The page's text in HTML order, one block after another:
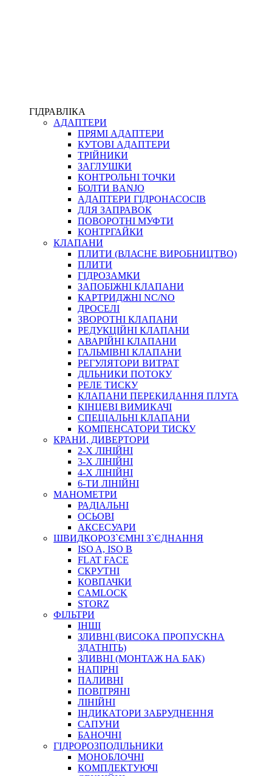
ФІТИНГИ ДІАГНОСТИЧНІ
АКСЕСУАРИ
ТРУБКИ ТА КОМПЛЕКТУЮЧІ
ФІТИНГИ ГІДРАВЛІЧНІ
ФІТИНГИ КОНДИЦІОНЕРНІ
ЗАХИСТ РУКАВІВ
ФІТИНГИ KARCHER
ФІТИНГИ НА ПІДЙОМ КАБІНИ
КОНЕКТОРИ
ХОМУТИ
ЧЕРВ`ЯЧНІ
ПРУЖИННІ
НЕЙЛОНОВІ
ПРОРЕЗИНЕНІ
АВТОТОВАРИ
АВТОХІМІЯ
ДОМКРАТИ
НАБОРИ ЗАПОБІЖНИКІВ, КЛЕМ, АКСЕСУАРІВ
НАСОСИ, КОМПРЕСОРИ, МАНОМЕТРИ
ПАСТА, АНТИСЕПТИК
ІНСТРУМЕНТ
САДОВИЙ ІНВЕНТАР
ЕЛЕКТРИЧНІ ПРИЛАДИ
ПАЛЬНИКИ, ПАЯЛЬНИКИ, ПАЯЛЬНІ ЛАМПИ
ІНСТРУМЕНТИ ДЛЯ ЕЛЕКТРИКА
ЕЛЕКТРОІНСТРУМЕНТИ
ЗАМКИ І КОМПЛЕКТУЮЧІ
ІНСТРУМЕНТИ ДЛЯ ЗВАРЮВАННЯ, АКСЕСУАРИ
ГІДРАВЛІКА
АДАПТЕРИ
ПРЯМІ АДАПТЕРИ
КУТОВІ АДАПТЕРИ
ТРІЙНИКИ
ЗАГЛУШКИ
КОНТРОЛЬНІ ТОЧКИ
БОЛТИ BANJO
АДАПТЕРИ ГІДРОНАСОСІВ
ДЛЯ ЗАПРАВОК
ПОВОРОТНІ МУФТИ
КОНТРГАЙКИ
КЛАПАНИ
ПЛИТИ (ВЛАСНЕ ВИРОБНИЦТВО)
ПЛИТИ
ГІДРОЗАМКИ
ЗАПОБІЖНІ КЛАПАНИ
КАРТРИДЖНІ NC/NO
ДРОСЕЛІ
ЗВОРОТНІ КЛАПАНИ
РЕДУКЦІЙНІ КЛАПАНИ
АВАРІЙНІ КЛАПАНИ
ГАЛЬМІВНІ КЛАПАНИ
РЕГУЛЯТОРИ ВИТРАТ
ДІЛЬНИКИ ПОТОКУ
РЕЛЕ ТИСКУ
КЛАПАНИ ПЕРЕКИДАННЯ ПЛУГА
КІНЦЕВІ ВИМИКАЧІ
СПЕЦІАЛЬНІ КЛАПАНИ
КОМПЕНСАТОРИ ТИСКУ
КРАНИ, ДИВЕРТОРИ
2-Х ЛІНІЙНІ
3-Х ЛІНІЙНІ
4-Х ЛІНІЙНІ
6-ТИ ЛІНІЙНІ
МАНОМЕТРИ
РАДІАЛЬНІ
ОСЬОВІ
АКСЕСУАРИ
ШВИДКОРОЗ`ЄМНІ З`ЄДНАННЯ
ISO A, ISO B
FLAT FACE
СКРУТНІ
КОВПАЧКИ
CAMLOCK
STORZ
ФІЛЬТРИ
ІНШІ
ЗЛИВНІ (ВИСОКА ПРОПУСКНА
ЗДАТНІТЬ)
ЗЛИВНІ (МОНТАЖ НА БАК)
НАПІРНІ
ПАЛИВНІ
ПОВІТРЯНІ
ЛІНІЙНІ
ІНДИКАТОРИ ЗАБРУДНЕННЯ
САПУНИ
БАНОЧНІ
ГІДРОРОЗПОДІЛЬНИКИ
МОНОБЛОЧНІ
КОМПЛЕКТУЮЧІ